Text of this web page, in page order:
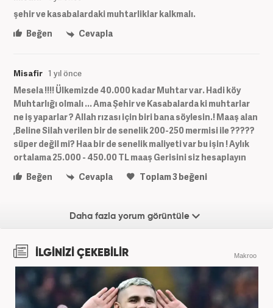
şehir ve kasabalardaki muhtarliklar kalkmalı.
Beğen
Cevapla
Misafir 1 yıl önce
Mesela !!!! Ülkemizde 40.000 kadar Muhtar var. Hadi köy
Muhtarlığı olmalı ... Ama Şehir ve Kasabalarda ki muhtarlar
ne iş yaparlar ? Allah rızası için biri bana söylesin.! Maaş alan
,Beline Silah verilen bir de senelik 200-250 mermisi ile ?????
süper değil mi? Haa bir de senelik maliyeti var bu işin ! Aylık
ortalama 25.000 - 450.00 TL maaş Gerisini siz hesaplayın
Beğen
Cevapla Toplam3beğeni
Daha fazla yorum görüntüle
İLGİNİZİ ÇEKEBİLİR Makroo